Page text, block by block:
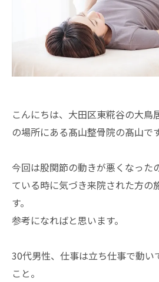
こんにちは、大田区東糀谷の大鳥
の場所にある髙山整骨院の髙山です
今回は股関節の動きが悪くなった
ている時に気づき来院された方の
す。
参考になればと思います。
30代男性、仕事は立ち仕事で動い
こと。